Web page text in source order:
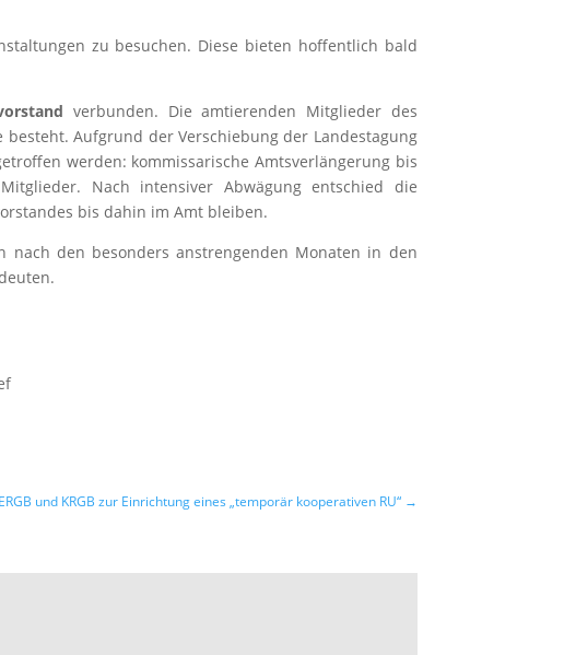
zu besuchen. Diese bieten hoffentlich bald
verbunden. Die amtierenden Mitglieder des
Aufgrund der Verschiebung der Landestagung
werden: kommissarische Amtsverlängerung bis
Nach intensiver Abwägung entschied die
bis dahin im Amt bleiben.
nach den besonders anstrengenden Monaten in den
und KRGB zur Einrichtung eines „temporär kooperativen RU“→